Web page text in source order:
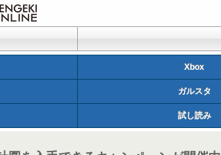
Xbox
ガルスタ
試し読み